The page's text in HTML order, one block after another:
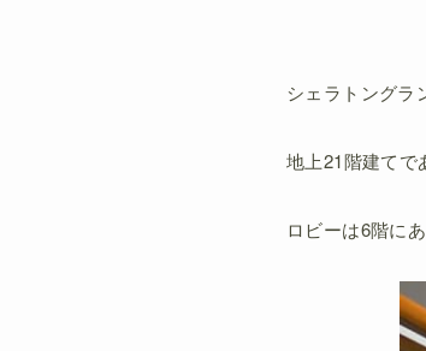
シェラトングラ
地上21階建てで
ロビーは6階に